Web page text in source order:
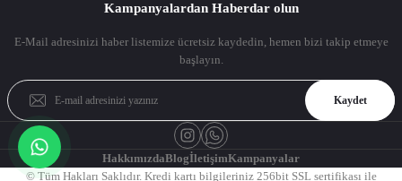
Kampanyalardan Haberdar olun
E-Mail adresinizi haber listemize ücretsiz kaydedin, hemen bizi takip etmeye
başlayın.
Kaydet
HakkımızdaBlogİletişimKampanyalar
© Tüm Hakları Saklıdır. Kredi kartı bilgileriniz 256bit SSL sertifikası ile